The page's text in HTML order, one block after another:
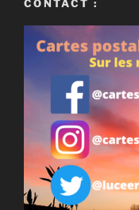
CONTACT :